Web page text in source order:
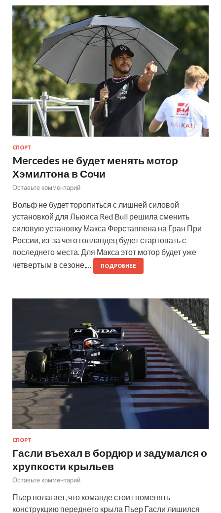
СПОРТ
Mercedes не будет менять мотор
Хэмилтона в Сочи
Оставьте комментарий
Вольф не будет торопиться с лишней силовой
установкой для Льюиса Red Bull решила сменить
силовую установку Макса Ферстаппена на Гран При
России, из-за чего голландец будет стартовать с
последнего места. Для Макса этот мотор будет уже
четвертым в сезоне,…
ПОДРОБНЕЕ
СПОРТ
Гасли въехал в бордюр и задумался о
хрупкости крыльев
Оставьте комментарий
Пьер полагает, что команде стоит поменять
конструкцию переднего крыла Пьер Гасли лишился